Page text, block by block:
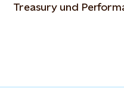
Treasury und